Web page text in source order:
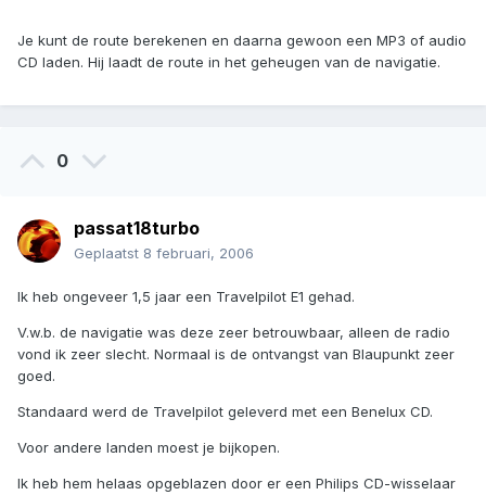
Je kunt de route berekenen en daarna gewoon een MP3 of audio
CD laden. Hij laadt de route in het geheugen van de navigatie.
0
passat18turbo
Geplaatst 8 februari, 2006
Ik heb ongeveer 1,5 jaar een Travelpilot E1 gehad.
V.w.b. de navigatie was deze zeer betrouwbaar, alleen de radio
vond ik zeer slecht. Normaal is de ontvangst van Blaupunkt zeer
goed.
Standaard werd de Travelpilot geleverd met een Benelux CD.
Voor andere landen moest je bijkopen.
Ik heb hem helaas opgeblazen door er een Philips CD-wisselaar